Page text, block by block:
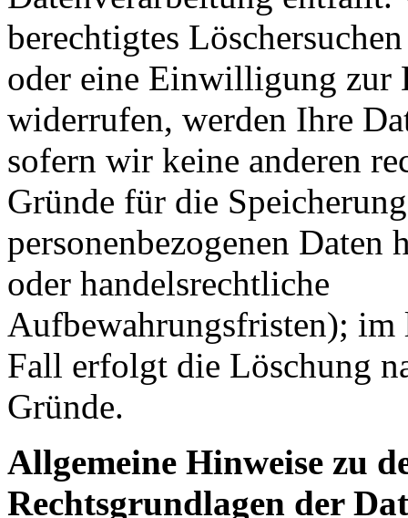
berechtigtes
oder eine Einwilligung zur
widerrufen, werden Ihre
sofern wir keine anderen
Gründe für die
personenbezogenen Daten
oder handelsrechtliche
Aufbewahrungsfristen); im
Fall erfolgt die Löschung
Gründe.
Allgemeine Hinweise zu
Rechtsgrundlagen der